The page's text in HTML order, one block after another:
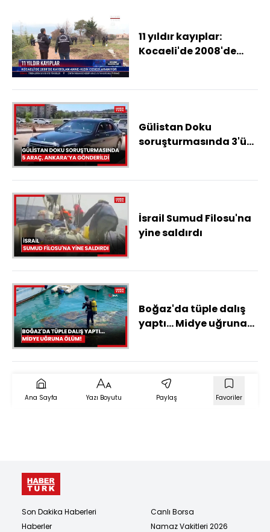
11 yıldır kayıplar:
Kocaeli'de 2008'de
Gülistan Doku
soruşturmasında 3'ü
Ankara'ya gönderildi
İsrail Sumud Filosu'na
yine saldırdı
Boğaz'da tüple dalış
yaptı... Midye uğruna
Ana Sayfa Yazı Boyutu Paylaş Favoriler
Son Dakika Haberleri
Haberler
Canlı Borsa
Namaz Vakitleri 2026